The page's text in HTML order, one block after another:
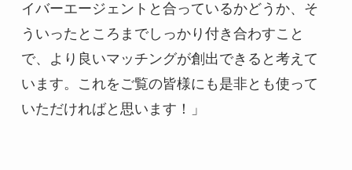
イバーエージェントと合っているかどうか、そ
ういったところまでしっかり付き合わすこと
で、より良いマッチングが創出できると考えて
います。これをご覧の皆様にも是非とも使って
いただければと思います！」